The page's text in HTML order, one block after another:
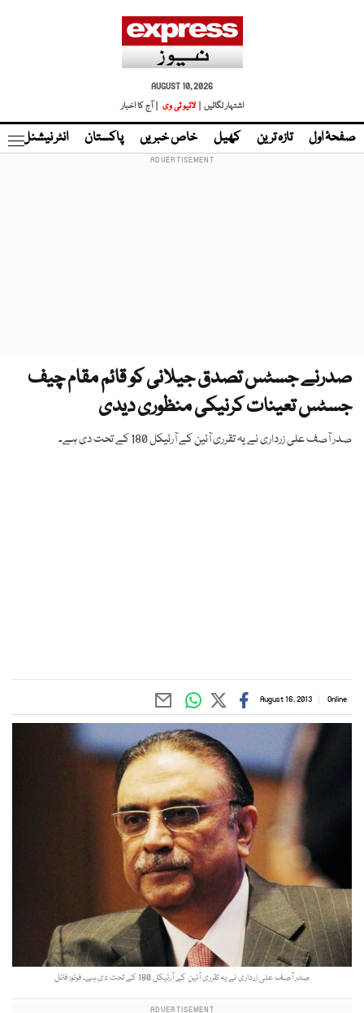
AUGUST 10, 2026
اشتہار لگائیں |
لائیو ٹی وی | آج کا اخبار
صفحۂ اول تازہ ترین کھیل خاص خبریں پاکستان انٹر نیشنل
صدرنے جسٹس تصدق جیلانی کو قائم مقام چیف
جسٹس تعینات کرنیکی منظوری دیدی
صدر آصف علی زرداری نے یہ تقرری آئین کے آرٹیکل 180 کے تحت دی ہے۔
Online
August 16, 2013
صدر آصف علی زرداری نے یہ تقرری آئین کے آرٹیکل 180 کے تحت دی ہے۔ فوٹو: فائل